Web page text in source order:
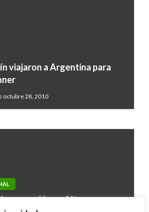
viajaron a Argentina para
octubre 28, 2010
en Bogotá «pasos
se reunió con Alto